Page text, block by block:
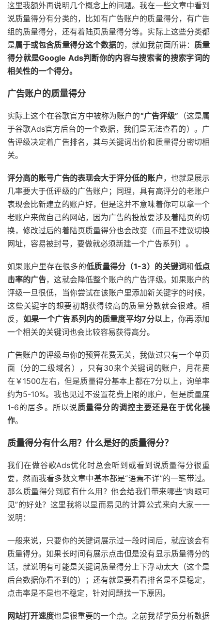
这里我额外再说明几个概念上的问题。我在一些文章中看到
说质量得分有分类的，比如有广告账户的质量得分，有广告
组的质量得分，还有着陆页质量得分等。实际上这些分类都
是属于或包含质量得分这个数据的，就如我前面所讲： 质量
得分就是Google Ads判断你的内容与搜索者的搜索字词的
相关性的一个得分。
广告账户的质量得分
实际上这个在谷歌官方中被称为账户的“广告评级” （这是属
于谷歌Ads官方后台的一个数据，我们是无法查看的）。广
告评级决定着广告排名，其与关键词出价和质量得分密切相
关。
评分高的账号广告的表现会大于评分低的账户，也就是展示
几率要大于低评级的广告账户；同理，具有高评分的老账户
表现会比新建立的账户好，但是这并不意味着你可以拿一个
老账户来做自己的网站，因为广告的投放要涉及着陆页的切
换，修改过后的着陆页质量得分也会改变（而且不建议切换
网址，容易被封号，要做就必须新建一个广告系列）。
如果账户里存在很多的低质量得分（1-3）的关键词和低点
击率的广告，这就会降低整个账户的广告评级。如果账户的
评级一旦很低，当你尝试在该账户里添加新关键字的时候，
这些关键字的想要初期获得较高的质量分数就会很难。相
反， 如果一个广告系列内的质量度平均7分以上，你再添加
一个相关的关键词也会比较容易获得高分。
广告账户的评级与你的预算花费无关，我做过只有一个单页
面（分的二级域名），只有30来个关键词的账户，月花费
在￥1500左右，但是质量得分基本上都在7分以上，询单率
约为5-10%。我也见过不设置花费上限的账户，但是质量度
1-6的居多。所以说质量得分的调控主要还是在于优化操
作。
质量得分有什么用？什么是好的质量得分？
我们在做谷歌Ads优化时总会听到或看到说质量得分很重
要，然而我看多数文章中基本都是“语焉不详”的一笔带过。
那么质量得分到底有什么用？他会给我们带来哪些“肉眼可
见”的好处？这里我将以显而易见的计算公式来向大家一一
说明：
一般来说，只要你的关键词展示过一段时间后，就应该会有
质量得分。如果长时间有展示点击但是没有显示质量得分的
话，就说明有可能是关键词质量得分上下浮动太大（这个是
后台数据你看不到的）；还有就是要看看排名是不是稳定，
点击率是不是也不稳定，针对问题找一下原因。
网站打开速度也是很重要的一个点。之前我帮学员分析数据